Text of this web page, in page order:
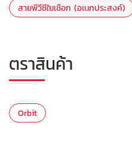
สายพีวีซีใยเชือก (อเนกประสงค์)
ตราสินค้า
Orbit